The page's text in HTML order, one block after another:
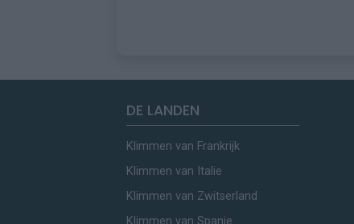
DE LANDEN
Klimmen van Frankrijk
Klimmen van Italie
Klimmen van Zwitserland